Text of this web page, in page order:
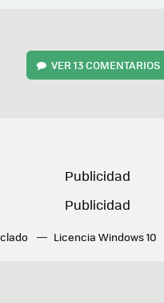
VER13 COMENTARIOS
Licencia Windows 10